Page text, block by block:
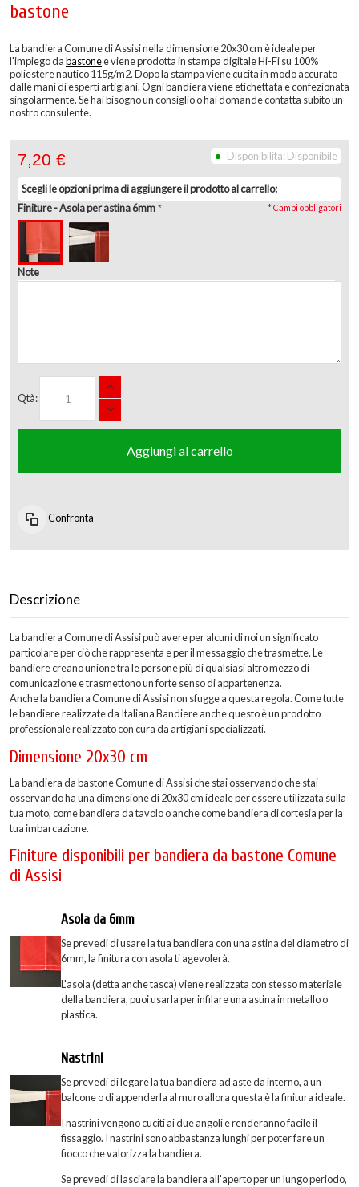
bastone
La bandiera Comune di Assisi nella dimensione 20x30 cm è ideale per
l'impiego dabastonee viene prodotta in stampa digitale Hi-Fi su 100%
poliestere nautico 115g/m2. Dopo la stampa viene cucita in modo accurato
dalle mani di esperti artigiani. Ogni bandiera viene etichettata e confezionata
singolarmente. Se hai bisogno un consiglio o hai domande contatta subito un
nostro consulente.
Disponibilità: Disponibile
7,20 €
Scegli le opzioni prima di aggiungere il prodotto al carrello:
Finiture- Asola per astina 6mm
Note
* Campi obbligatori
Qtà:
Aggiungi al carrello
Confronta
Descrizione
La bandiera Comune di Assisi può avere per alcuni di noi un significato
particolare per ciò che rappresenta e per il messaggio che trasmette. Le
bandiere creano unione tra le persone più di qualsiasi altro mezzo di
comunicazione e trasmettono un forte senso di appartenenza.
Anche la bandiera Comune di Assisi non sfugge a questa regola. Come tutte
le bandiere realizzate da Italiana Bandiere anche questo è un prodotto
professionale realizzato con cura da artigiani specializzati.
Dimensione 20x30 cm
La bandiera da bastone Comune di Assisi che stai osservando che stai
osservando ha una dimensione di 20x30 cm ideale per essere utilizzata sulla
tua moto, come bandiera da tavolo o anche come bandiera di cortesia per la
tua imbarcazione.
Finiture disponibili per bandiera da bastone Comune
di Assisi
Asola da 6mm
Se prevedi di usare la tua bandiera con una astina del diametro di
6mm, la finitura con asola ti agevolerà.
L'asola (detta anche tasca) viene realizzata con stesso materiale
della bandiera, puoi usarla per infilare una astina in metallo o
plastica.
Nastrini
Se prevedi di legare la tua bandiera ad aste da interno, a un
balcone o di appenderla al muro allora questa è la finitura ideale.
I nastrini vengono cuciti ai due angoli e renderanno facile il
fissaggio. I nastrini sono abbastanza lunghi per poter fare un
fiocco che valorizza la bandiera.
Se prevedi di lasciare la bandiera all'aperto per un lungo periodo,